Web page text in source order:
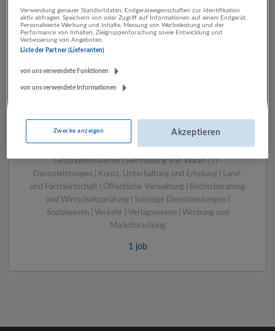
Bergheim bei Salzburg
Bau | Beherbergung und Gastronomie | Einzelhandel |
Energieversorgung | Finanz- und Versicherungsleistungen |
Gesundheitswesen | Herstellung von Waren | IT-
Dienstleistungen | Kunst, Unterhaltung und Erholung | Land-
und Forstwirtschaft | Öffentliche Verwaltung | Rechtsberatung
und Wirtschaftsprüfung | Sonstige Dienstleistungen |
Sozialwesen | Verkehr | Verlagswesen | Werbung und
Marktforschung
1 job
Verwendung genauer Standortdaten. Endgeräteeigenschaften zur Identifikation
aktiv abfragen. Speichern von oder Zugriff auf Informationen auf einem Endgerät.
Personalisierte Werbung und Inhalte, Messung von Werbeleistung und der
Performance von Inhalten, Zielgruppenforschung sowie Entwicklung und
Verbesserung von Angeboten.
Liste der Partner (Lieferanten)
von uns verwendete Funktionen
von uns verwendete Informationen
Zwecke anzeigen Akzeptieren